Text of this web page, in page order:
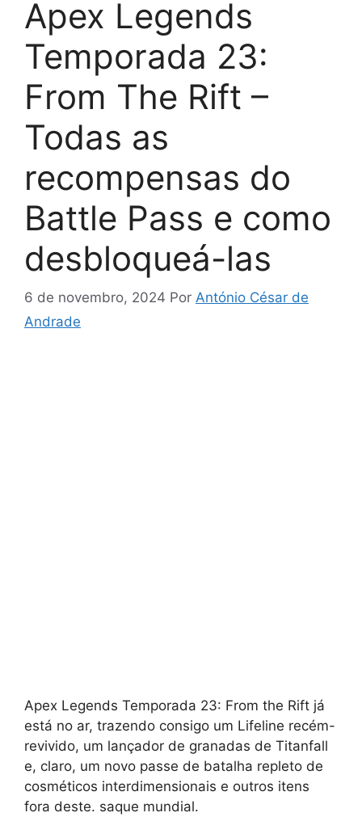
Apex Legends
Temporada 23:
From The Rift –
Todas as
recompensas do
Battle Pass e como
desbloqueá-las
6 de novembro, 2024 Por António César de
Andrade
Apex Legends Temporada 23: From the Rift já
está no ar, trazendo consigo um Lifeline recém-
revivido, um lançador de granadas de Titanfall
e, claro, um novo passe de batalha repleto de
cosméticos interdimensionais e outros itens
fora deste. saque mundial.